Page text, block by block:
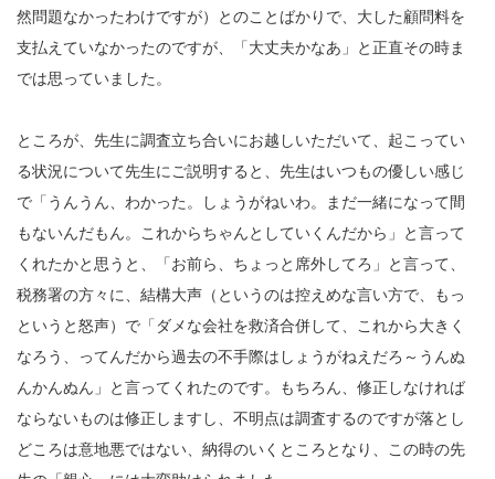
然問題なかったわけですが）とのことばかりで、大した顧問料を
支払えていなかったのですが、「大丈夫かなあ」と正直その時ま
では思っていました。
ところが、先生に調査立ち合いにお越しいただいて、起こってい
る状況について先生にご説明すると、先生はいつもの優しい感じ
で「うんうん、わかった。しょうがねいわ。まだ一緒になって間
もないんだもん。これからちゃんとしていくんだから」と言って
くれたかと思うと、「お前ら、ちょっと席外してろ」と言って、
税務署の方々に、結構大声（というのは控えめな言い方で、もっ
というと怒声）で「ダメな会社を救済合併して、これから大きく
なろう、ってんだから過去の不手際はしょうがねえだろ～うんぬ
んかんぬん」と言ってくれたのです。もちろん、修正しなければ
ならないものは修正しますし、不明点は調査するのですが落とし
どころは意地悪ではない、納得のいくところとなり、この時の先